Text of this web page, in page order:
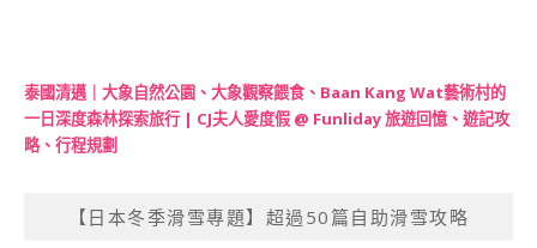
泰國清邁｜大象自然公園、大象觀察餵食、Baan Kang Wat藝術村的
一日深度森林探索旅行 | CJ夫人愛度假 @ Funliday 旅遊回憶、遊記攻
略、行程規劃
【日本冬季滑雪專題】超過50篇自助滑雪攻略